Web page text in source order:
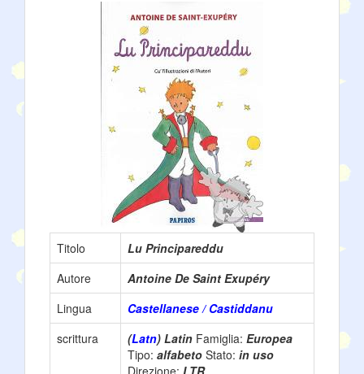
Titolo
Lu Principareddu
Autore
Antoine De Saint Exupéry
Lingua
Castellanese / Castiddanu
scrittura
(Latn) Latin Famiglia: Europea
Tipo: alfabeto Stato: in uso